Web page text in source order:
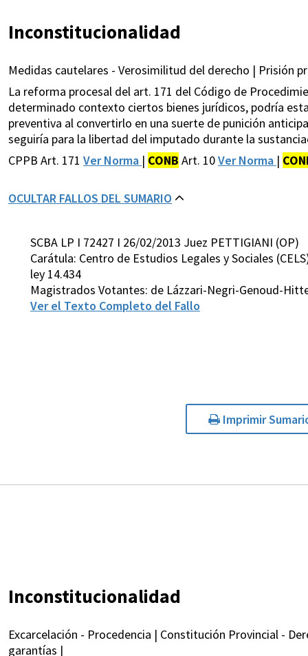
Inconstitucionalidad
Medidas cautelares - Verosimilitud del derecho | Prisión
La reforma procesal del art. 171 del Código de
determinado contexto ciertos bienes jurídicos, podría
preventiva al convertirlo en una suerte de punición
seguiría para la libertad del imputado durante la
CPPB Art. 171 Ver Norma | CONB Art. 10Ver Norma |
OCULTAR FALLOS DEL SUMARIO
SCBA LP I 72427 I 26/02/2013 Juez PETTIGIANI (OP)
Carátula: Centro de Estudios Legales y Sociales
ley 14.434
Magistrados Votantes: de Lázzari-Negri-Genoud-
Ver el Texto Completo del Fallo
Imprimir
Inconstitucionalidad
Excarcelación - Procedencia | Constitución Provincial -
garantías |